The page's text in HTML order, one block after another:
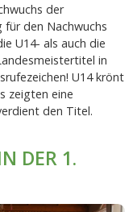
der
den Nachwuchs
U14- als auch die
in
U14 krönt
zeigten eine
den Titel.
DER 1.